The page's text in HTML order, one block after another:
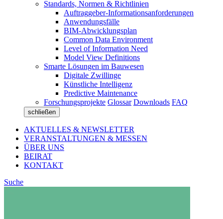
Standards, Normen & Richtlinien
Auftraggeber-Informationsanforderungen
Anwendungsfälle
BIM-Abwicklungsplan
Common Data Environment
Level of Information Need
Model View Definitions
Smarte Lösungen im Bauwesen
Digitale Zwillinge
Künstliche Intelligenz
Predictive Maintenance
Forschungsprojekte Glossar Downloads FAQ
schließen
AKTUELLES & NEWSLETTER
VERANSTALTUNGEN & MESSEN
ÜBER UNS
BEIRAT
KONTAKT
Suche